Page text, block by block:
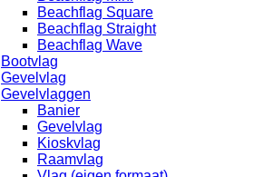
Beachflag Square
Beachflag Straight
Beachflag Wave
Bootvlag
Gevelvlag
Gevelvlaggen
Banier
Gevelvlag
Kioskvlag
Raamvlag